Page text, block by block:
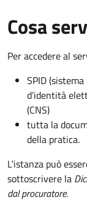
Cosa
Per accedere al
SPID
d’identità
(CNS)
tutta la
della pratica.
L'istanza può
sottoscrivere la
dal procuratore.